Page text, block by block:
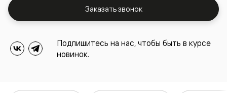
Заказать звонок
Подпишитесь на нас, чтобы быть в курсе
новинок.